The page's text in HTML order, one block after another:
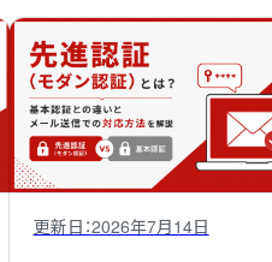
更新日：2026年7月14日